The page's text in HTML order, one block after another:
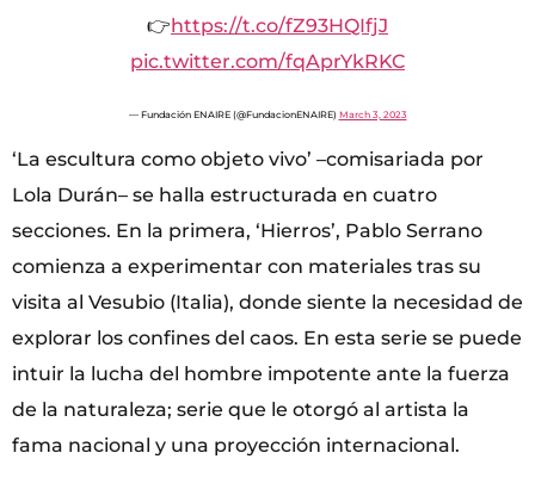
👉https://t.co/fZ93HQIfjJ
pic.twitter.com/fqAprYkRKC
— Fundación ENAIRE (@FundacionENAIRE) March 3, 2023
‘La escultura como objeto vivo’ –comisariada por
Lola Durán– se halla estructurada en cuatro
secciones. En la primera, ‘Hierros’, Pablo Serrano
comienza a experimentar con materiales tras su
visita al Vesubio (Italia), donde siente la necesidad de
explorar los confines del caos. En esta serie se puede
intuir la lucha del hombre impotente ante la fuerza
de la naturaleza; serie que le otorgó al artista la
fama nacional y una proyección internacional.